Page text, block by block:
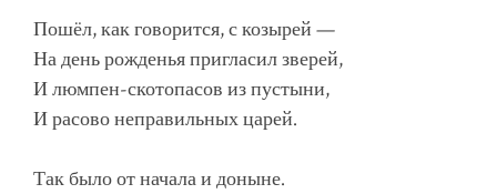
Пошёл, как говорится, с козырей —
На день рожденья пригласил зверей,
И люмпен-скотопасов из пустыни,
И расово неправильных царей.
Так было от начала и доныне.